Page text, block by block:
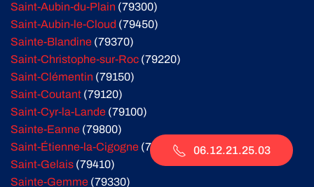
Saint-Aubin-du-Plain (79300)
Saint-Aubin-le-Cloud (79450)
Sainte-Blandine (79370)
Saint-Christophe-sur-Roc (79220)
Saint-Clémentin (79150)
Saint-Coutant (79120)
Saint-Cyr-la-Lande (79100)
Sainte-Eanne (79800)
Saint-Étienne-la-Cigogne (79360)
Saint-Gelais (79410)
Sainte-Gemme (79330)
06.12.21.25.03